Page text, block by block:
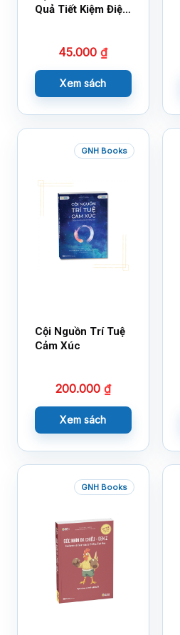
Quả Tiết Kiệm Điện
45.000₫
Xem sách
GNH Books
Cội Nguồn Trí Tuệ
Cảm Xúc
200.000 ₫
Xem sách
GNH Books